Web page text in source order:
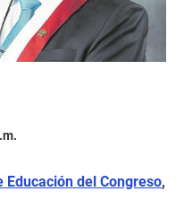
Educación del Congreso,